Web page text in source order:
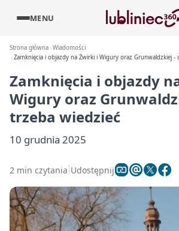
MENU
Strona główna Wiadomości
Zamknięcia i objazdy na Żwirki i Wigury oraz Grunwaldzkiej -
Zamknięcia i objazdy
Wigury oraz
trzeba wiedzieć
10 grudnia 2025
2 min czytania Udostępnij